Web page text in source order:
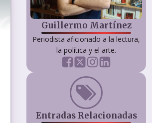
Guillermo Martínez
Periodista aficionado a la lectura,
la política y el arte.
Entradas Relacionadas